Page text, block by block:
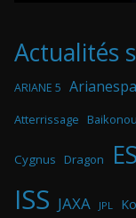
Actualités
ARIANE 5
Atterrissage
Cygnus Dragon
ISS JAXA JPL